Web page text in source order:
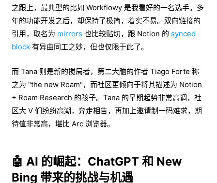
之跟上，最典型的比如 Workflowy 是我看好的一名选手。多
年的功能开发之后，却保持了极简，着实不易。双向链接的
引用，取名为 mirrors 也比较贴切，跟 Notion 的 synced
block 有异曲同工之妙，但也仅限于此了。
而 Tana 则是新的搅局者，第二大脑的作者 Tiago Forte 称
之为 "the new Roam"，而社区更倾向于将其描述为 Notion
+ Roam Research 的孩子。Tana 的早期起势非常高调，社
区大 V 们纷纷高潮，奔走相告，再加上邀请制一码难求，期
待值非常高，堪比 Arc 浏览器。
🤖 AI 的崛起：ChatGPT 和 New
Bing 带来的挑战与机遇